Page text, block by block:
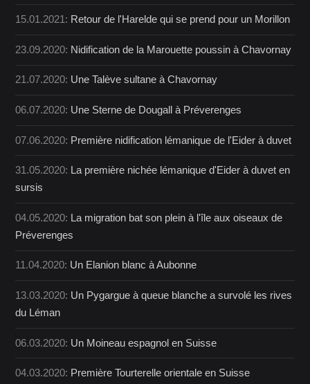
15.01.2021: Retour de l'Harelde qui se prend pour un Morillon
23.09.2020: Nidification de la Marouette poussin à Chavornay
21.07.2020: Une Talève sultane à Chavornay
06.07.2020: Une Sterne de Dougall à Préverenges
07.06.2020: Première nidification lémanique de l'Eider à duvet
31.05.2020: La première nichée lémanique d'Eider à duvet en
sursis
04.05.2020: La migration bat son plein à l'île aux oiseaux de
Préverenges
11.04.2020: Un Elanion blanc à Aubonne
13.03.2020: Un Pygargue à queue blanche a survolé les rives
du Léman
06.03.2020: Un Moineau espagnol en Suisse
04.03.2020: Première Tourterelle orientale en Suisse